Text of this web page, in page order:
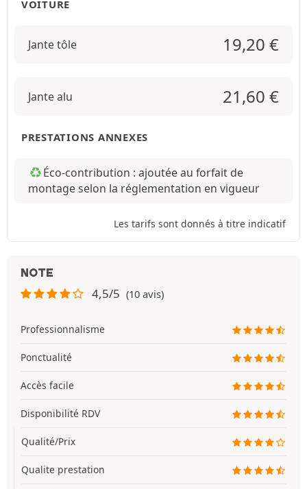
VOITURE
Jante tôle 19,20 €
Jante alu 21,60 €
PRESTATIONS ANNEXES
Éco-contribution : ajoutée au forfait de
montage selon la réglementation en vigueur
Les tarifs sont donnés à titre indicatif
NOTE
4,5/5 (10 avis)
Professionnalisme
Ponctualité
Accès facile
Disponibilité RDV
Qualité/Prix
Qualite prestation